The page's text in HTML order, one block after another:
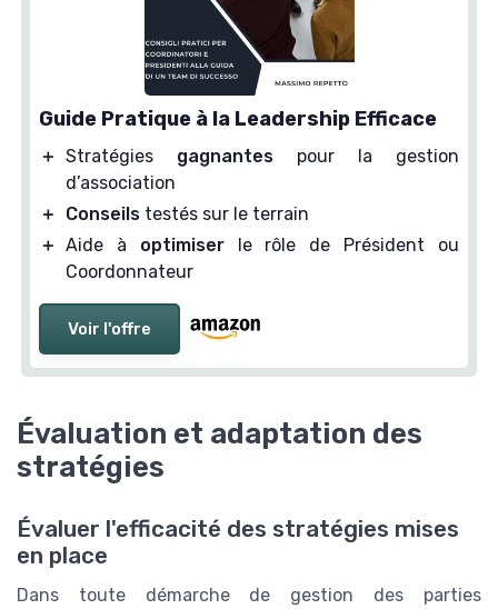
Guide Pratique à la Leadership Efficace
＋ Stratégies gagnantes pour la gestion
d’association
＋
Conseils testés sur le terrain
＋ Aide à optimiserle rôle de Président ou
Coordonnateur
Voir l'offre
Évaluation et adaptation des
stratégies
Évaluer l'efficacité des stratégies mises
en place
Dans toute démarche de gestion des parties